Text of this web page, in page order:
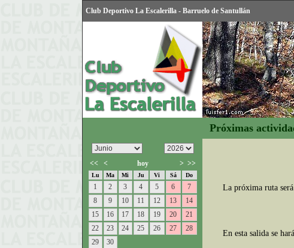
Club Deportivo La Escalerilla - Barruelo de Santullán
Próximas
<< < hoy > >>
Lu Ma Mi Ju Vi Sá Do
1 2 3 4 5 6
7
8
9 10 11 12 13
14
15
16 17 18 19 20
21
22
23 24 25 26 27
28
29
30
La próxima ruta
En esta salida se